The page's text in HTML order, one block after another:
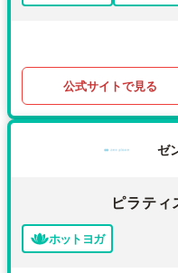
公式サイトで見る
ゼ
ピラティ
ホットヨガ